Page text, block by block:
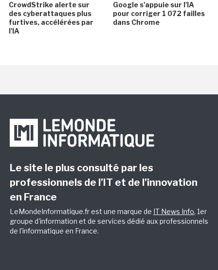
CrowdStrike alerte sur
des cyberattaques plus
furtives, accélérées par
l'IA
Google s'appuie sur l'IA
pour corriger 1 072 failles
dans Chrome
Le site le plus consulté par les
professionnels de l’IT et de l’innovation
en France
LeMondeInformatique.fr est une marque de IT News Info, 1er
groupe d'information et de services dédié aux professionnels
de l'informatique en France.